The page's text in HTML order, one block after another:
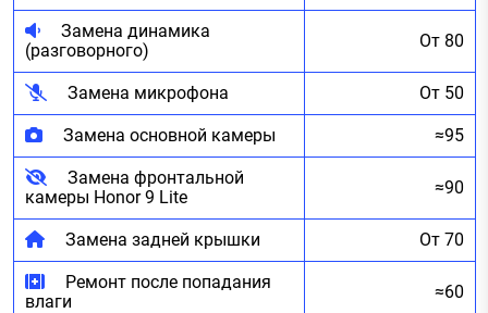
Замена динамика
(разговорного)
От 80
Замена микрофона От 50
Замена основной камеры ≈95
Замена фронтальной
камеры Honor 9 Lite
≈90
Замена задней крышки От 70
Ремонт после попадания
влаги
≈60